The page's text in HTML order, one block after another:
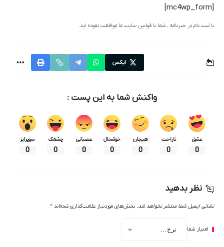
[mc4wp_form]
با ثبت نام در خبرنامه ، شما با قوانین سایت ما موافقت نموده اید.
ایکس
واکنش شما به این پست :
عشق
0
ناراحت
0
هیجان
0
خوشحال
0
عصبانی
0
چشمک
0
سوپرایز
0
نظر بدهید
نشانی ایمیل شما منتشر نخواهد شد. بخش‌های موردنیاز علامت‌گذاری شده‌اند *
امتیاز شما